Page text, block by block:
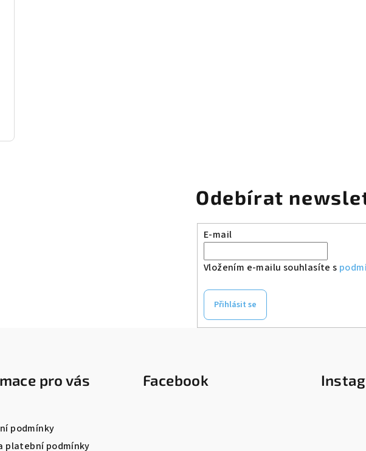
Odebírat
E-mail
Vložením e-mailu souhlasíte s
Přihlásit se
pro vás
podmínky
platební podmínky
Facebook